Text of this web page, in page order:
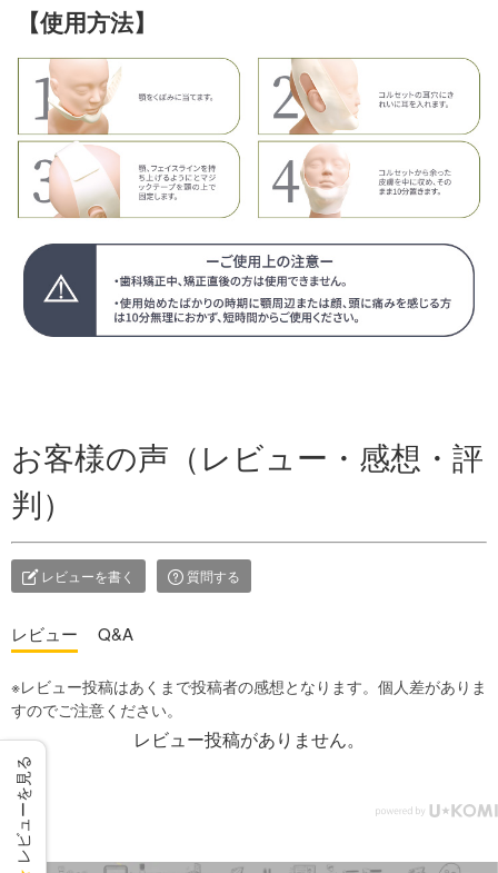
【使用方法】
お客様の声（レビュー・感想・評
判）
レビューを書く 質問する
レビュー Q&A
レビュー投稿がありません。
レビューを見る